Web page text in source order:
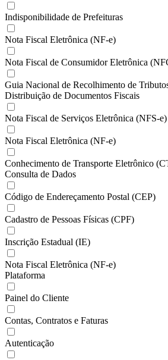
Indisponibilidade de Prefeituras
Nota Fiscal Eletrônica (NF-e)
Nota Fiscal de Consumidor Eletrônica
Guia Nacional de Recolhimento de
Distribuição de Documentos Fiscais
Nota Fiscal de Serviços Eletrônica (NFS-e)
Nota Fiscal Eletrônica (NF-e)
Conhecimento de Transporte Eletrônico
Consulta de Dados
Código de Endereçamento Postal (CEP)
Cadastro de Pessoas Físicas (CPF)
Inscrição Estadual (IE)
Nota Fiscal Eletrônica (NF-e)
Plataforma
Painel do Cliente
Contas, Contratos e Faturas
Autenticação